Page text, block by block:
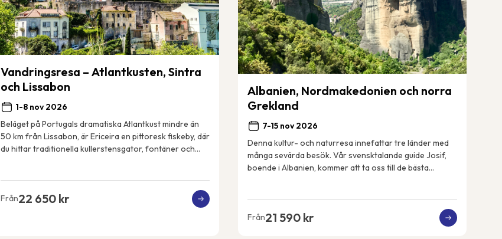
Vandringsresa – Atlantkusten, Sintra
och Lissabon
1-8 nov 2026
Beläget på Portugals dramatiska Atlantkust mindre än
50 km från Lissabon, är Ericeira en pittoresk fiskeby, där
du hittar traditionella kullerstensgator, fontäner och
Från22 650 kr
Albanien, Nordmakedonien och norra
Grekland
7-15 nov 2026
Denna kultur- och naturresa innefattar tre länder med
många sevärda besök. Vår svensktalande guide Josif,
boende i Albanien, kommer att ta oss till de bästa
Från21 590 kr